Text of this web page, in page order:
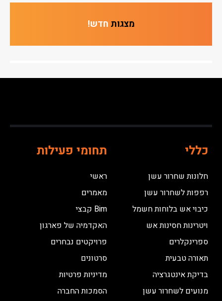
מצגות חדש!
כללי
חלונות שחרור עשן
רפפות לשחרור עשן
כיבוי אש בלוחות חשמל
ויטרינות חסינות אש
ספרינקלרים
תאורה טבעית
בדיקת אינטגרציה
מנועים לשחרור עשן
תחומי פעילות
ראשי
מאמרים
Bim קבצי
האקדמיה של פארגון
פרויקטים נבחרים
סרטונים
מדיניות פרטיות
הסמכות החברה